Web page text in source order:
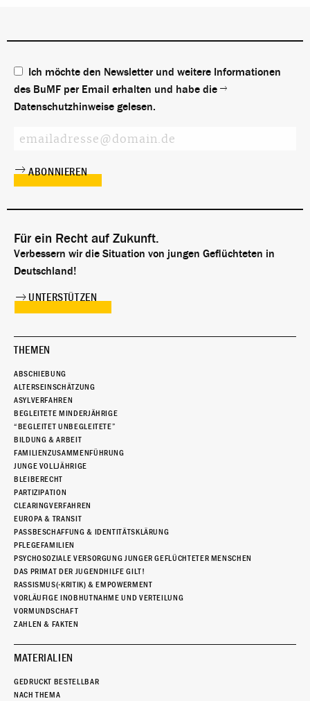
Ich möchte den Newsletter und weitere Informationen
des BuMF per Email erhalten und habe die
Datenschutzhinweise gelesen.
Für ein Recht auf Zukunft.
Verbessern wir die Situation von jungen Geflüchteten in
Deutschland!
UNTERSTÜTZEN
THEMEN
ABSCHIEBUNG
ALTERSEINSCHÄTZUNG
ASYLVERFAHREN
BEGLEITETE MINDERJÄHRIGE
“BEGLEITET UNBEGLEITETE”
BILDUNG & ARBEIT
FAMILIENZUSAMMENFÜHRUNG
JUNGE VOLLJÄHRIGE
BLEIBERECHT
PARTIZIPATION
CLEARINGVERFAHREN
EUROPA & TRANSIT
PASSBESCHAFFUNG & IDENTITÄTSKLÄRUNG
PFLEGEFAMILIEN
PSYCHOSOZIALE VERSORGUNG JUNGER GEFLÜCHTETER MENSCHEN
DAS PRIMAT DER JUGENDHILFE GILT!
RASSISMUS(-KRITIK) & EMPOWERMENT
VORLÄUFIGE INOBHUTNAHME UND VERTEILUNG
VORMUNDSCHAFT
ZAHLEN & FAKTEN
MATERIALIEN
GEDRUCKT BESTELLBAR
NACH THEMA